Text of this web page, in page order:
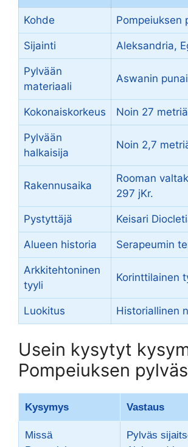
Kohde Pompeiuksen
Sijainti Aleksandria,
Pylvään
materiaali
Aswanin
Kokonaiskorkeus Noin 27 metriä
Pylvään
halkaisija
Noin 2,7
Rakennusaika
Rooman
297 jKr.
Pystyttäjä Keisari
Alueen historia Serapeumin
Arkkitehtoninen
tyyli
Korinttilainen
Luokitus Historiallinen
Usein kysytyt
Pompeiuksen pylväs
Kysymys Vastaus
Missä
Pylväs